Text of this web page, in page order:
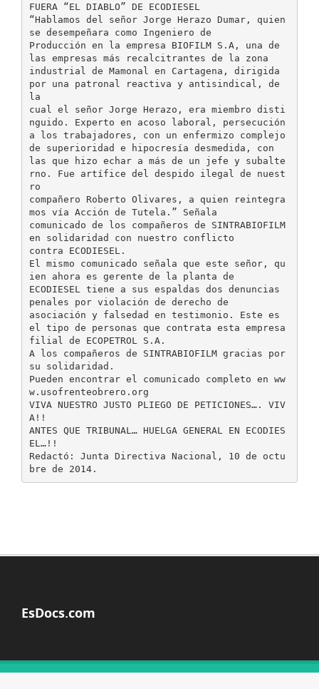
FUERA “EL DIABLO” DE ECODIESEL
“Hablamos del señor Jorge Herazo Dumar, quien
se desempeñara como Ingeniero de
Producción en la empresa BIOFILM S.A, una de
las empresas más recalcitrantes de la zona
industrial de Mamonal en Cartagena, dirigida
por una patronal reactiva y antisindical, de
la
cual el señor Jorge Herazo, era miembro disti
nguido. Experto en acoso laboral, persecución
a los trabajadores, con un enfermizo complejo
de superioridad e hipocresía desmedida, con
las que hizo echar a más de un jefe y subalte
rno. Fue artífice del despido ilegal de nuest
ro
compañero Roberto Olivares, a quien reintegra
mos vía Acción de Tutela.” Señala
comunicado de los compañeros de SINTRABIOFILM
en solidaridad con nuestro conflicto
contra ECODIESEL.
El mismo comunicado señala que este señor, qu
ien ahora es gerente de la planta de
ECODIESEL tiene a sus espaldas dos denuncias
penales por violación de derecho de
asociación y falsedad en testimonio. Este es
el tipo de personas que contrata esta empresa
filial de ECOPETROL S.A.
A los compañeros de SINTRABIOFILM gracias por
su solidaridad.
Pueden encontrar el comunicado completo en ww
w.usofrenteobrero.org
VIVA NUESTRO JUSTO PLIEGO DE PETICIONES…. VIV
A!!
ANTES QUE TRIBUNAL… HUELGA GENERAL EN ECODIES
EL…!!
Redactó: Junta Directiva Nacional, 10 de octu
EsDocs.com